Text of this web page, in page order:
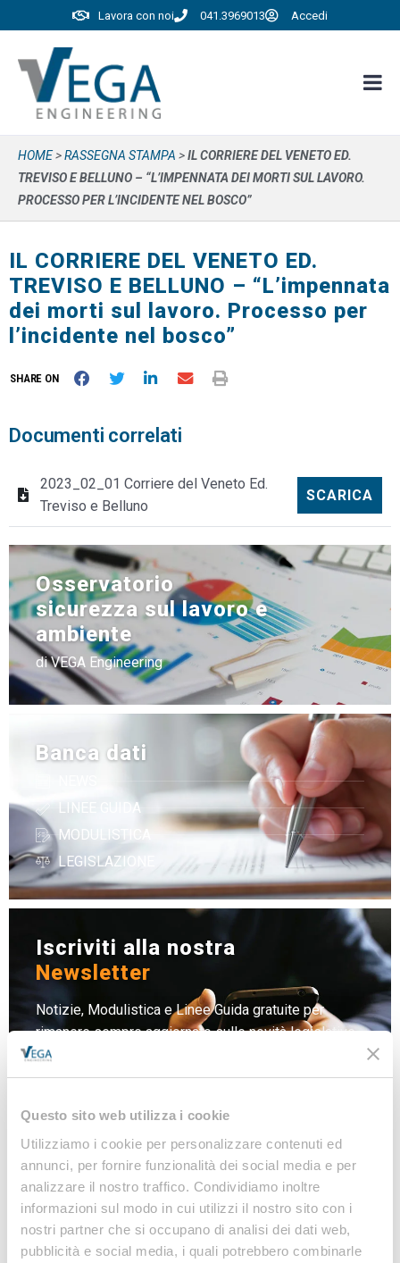
Questo sito web utilizza i cookie
Utilizziamo i cookie per personalizzare contenuti ed
annunci, per fornire funzionalità dei social media e per
analizzare il nostro traffico. Condividiamo inoltre
informazioni sul modo in cui utilizzi il nostro sito con i
nostri partner che si occupano di analisi dei dati web,
pubblicità e social media, i quali potrebbero combinarle
Lavora con noi 041.3969013 Accedi
HOME>RASSEGNA STAMPA >IL CORRIERE DEL VENETO ED.
TREVISO E BELLUNO – “L’IMPENNATA DEI MORTI SUL LAVORO.
PROCESSO PER L’INCIDENTE NEL BOSCO”
IL CORRIERE DEL VENETO ED.
TREVISO E BELLUNO – “L’impennata
dei morti sul lavoro. Processo per
l’incidente nel bosco”
SHARE ON
Documenti correlati
2023_02_01 Corriere del Veneto Ed.
Treviso e Belluno
SCARICA
Banca dati
LINEE GUIDA
MODULISTICA
LEGISLAZIONE
Osservatorio
sicurezza sul lavoro e
ambiente
di VEGA Engineering
Iscriviti alla nostra
Newsletter
Notizie, Modulistica e Linee Guida gratuite per
rimanere sempre aggiornato sulle novità legislative
e normative
Iscriviti